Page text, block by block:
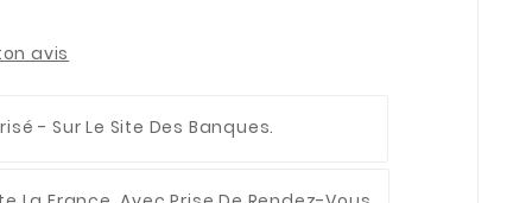
avis
- Sur Le Site Des Banques.